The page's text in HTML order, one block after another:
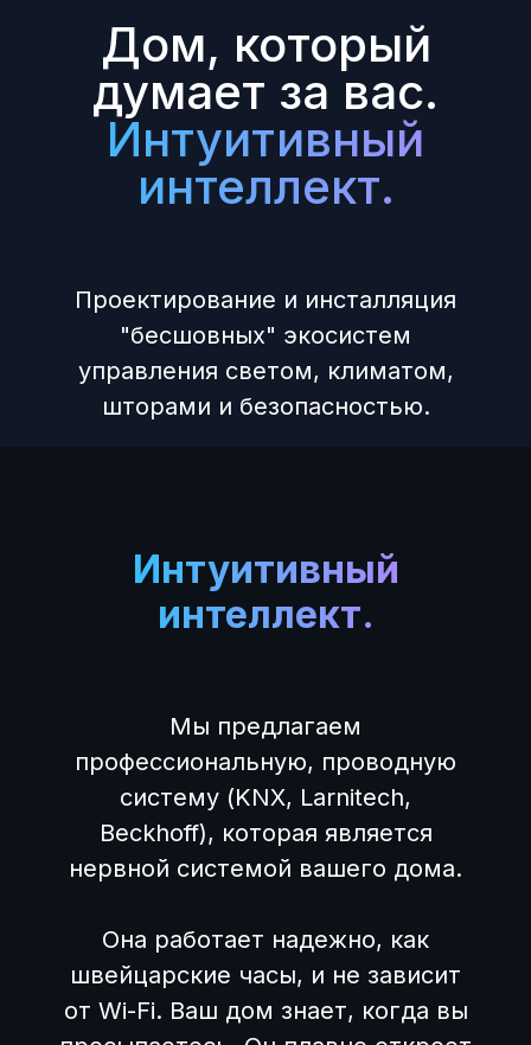
Дом, который
думает за вас.
Интуитивный
интеллект.
Проектирование и инсталляция
"бесшовных" экосистем
управления светом, климатом,
шторами и безопасностью.
Интуитивный
интеллект.
Мы предлагаем
профессиональную, проводную
систему (KNX, Larnitech,
Beckhoff), которая является
нервной системой вашего дома.
Она работает надежно, как
швейцарские часы, и не зависит
от Wi-Fi. Ваш дом знает, когда вы